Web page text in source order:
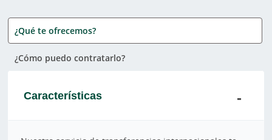
¿Qué te ofrecemos?
¿Cómo puedo contratarlo?
Características